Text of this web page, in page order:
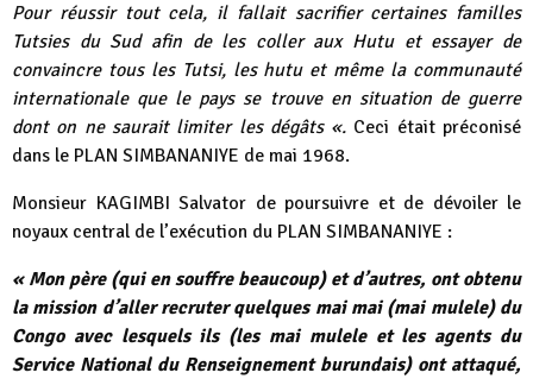
Pour réussir tout cela, il fallait sacrifier certaines familles
Tutsies du Sud afin de les coller aux Hutu et essayer de
convaincre tous les Tutsi, les hutu et même la communauté
internationale que le pays se trouve en situation de guerre
dont on ne saurait limiter les dégâts «. Ceci était préconisé
dans le PLAN SIMBANANIYE de mai 1968.
Monsieur KAGIMBI Salvator de poursuivre et de dévoiler le
noyaux central de l’exécution du PLAN SIMBANANIYE :
« Mon père (qui en souffre beaucoup) et d’autres, ont obtenu
la mission d’aller recruter quelques mai mai (mai mulele) du
Congo avec lesquels ils (les mai mulele et les agents du
Service National du Renseignement burundais) ont attaqué,